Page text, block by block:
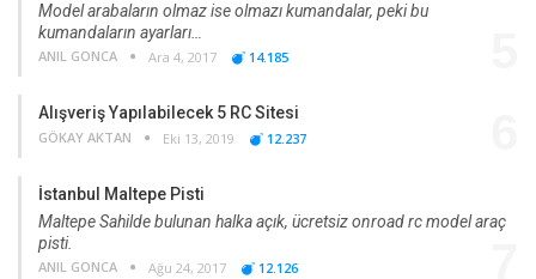
Model arabaların olmaz ise olmazı kumandalar, peki bu
kumandaların ayarları…
ANIL GONCA Ara 4, 2017 14.185
Alışveriş Yapılabilecek 5 RC Sitesi
GÖKAY AKTAN Eki 13, 2019 12.237
İstanbul Maltepe Pisti
Maltepe Sahilde bulunan halka açık, ücretsiz onroad rc model araç
pisti.
ANIL GONCA Ağu 24, 2017 12.126